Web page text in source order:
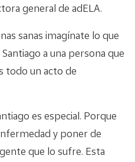
general de adELA.
sanas imagínate lo que
a una persona que
todo un acto de
es especial. Porque
y poner de
que lo sufre. Esta